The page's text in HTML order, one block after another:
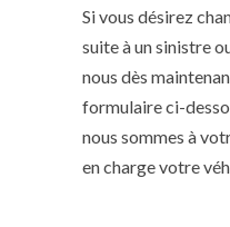
Si vous désirez
suite à un sinistre
nous dès
formulaire ci-
nous sommes à
en charge votre